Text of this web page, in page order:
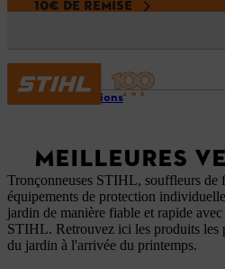
10€ DE REMISE
Promotions
MEILLEURES
Tronçonneuses STIHL, souffleurs de
équipements de protection
jardin de manière fiable et rapide
STIHL. Retrouvez ici les produits les
du jardin à l'arrivée du printemps.